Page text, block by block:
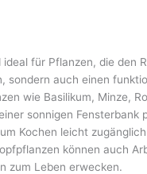
ideal für Pflanzen, die den
sondern auch einen
wie Basilikum, Minze,
sonnigen Fensterbank
Kochen leicht
können auch
zum Leben erwecken.